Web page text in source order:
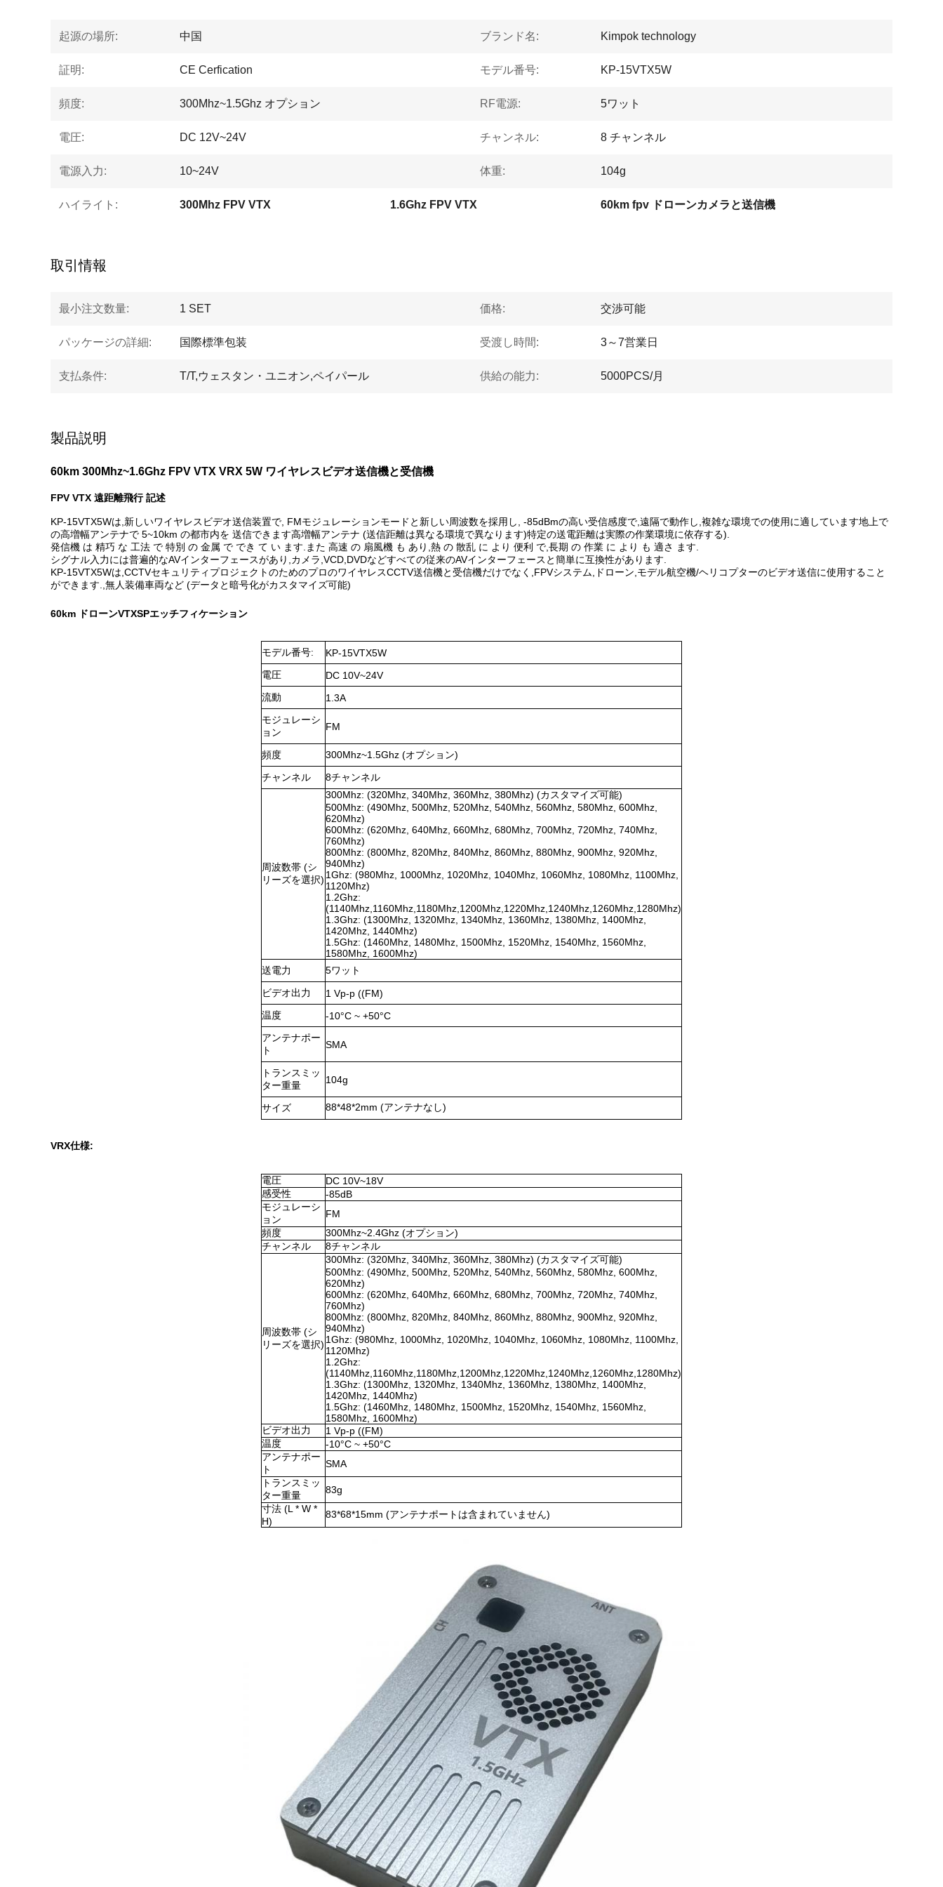
起源の場所: 中国 ブランド名: Kimpok technology
証明: CE Cerfication モデル番号: KP-15VTX5W
頻度: 300Mhz~1.5Ghz オプション RF電源: 5ワット
電圧: DC 12V~24V チャンネル: 8 チャンネル
電源入力: 10~24V 体重: 104g
ハイライト: 300Mhz FPV VTX 1.6Ghz FPV VTX 60km fpv ドローンカメラと送信機
取引情報
最小注文数量: 1 SET 価格: 交渉可能
パッケージの詳細: 国際標準包装 受渡し時間: 3～7営業日
支払条件: T/T,ウェスタン・ユニオン,ペイパール 供給の能力: 5000PCS/月
製品説明
60km 300Mhz~1.6Ghz FPV VTX VRX 5W ワイヤレスビデオ送信機と受信機
FPV VTX 遠距離飛行 記述
KP-15VTX5Wは,新しいワイヤレスビデオ送信装置で, FMモジュレーションモードと新しい周波数を採用し, -85dBmの高い受信感度で,遠隔で動作し,複雑な環境での使用に適しています地上で
の高増幅アンテナで 5~10km の都市内を 送信できます高増幅アンテナ (送信距離は異なる環境で異なります)特定の送電距離は実際の作業環境に依存する).
発信機 は 精巧 な 工法 で 特別 の 金属 で でき て い ます.また 高速 の 扇風機 も あり,熱 の 散乱 に より 便利 で,長期 の 作業 に より も 適さ ます.
シグナル入力には普遍的なAVインターフェースがあり,カメラ,VCD,DVDなどすべての従来のAVインターフェースと簡単に互換性があります.
KP-15VTX5Wは,CCTVセキュリティプロジェクトのためのプロのワイヤレスCCTV送信機と受信機だけでなく,FPVシステム,ドローン,モデル航空機/ヘリコプターのビデオ送信に使用すること
ができます.,無人装備車両など (データと暗号化がカスタマイズ可能)
60km ドローンVTXSPエッチフィケーション
モデル番号:
KP-15VTX5W
電圧
DC 10V~24V
流動
1.3A
モジュレーシ
ョン
FM
頻度
300Mhz~1.5Ghz (オプション)
チャンネル
8チャンネル
周波数帯 (シ
リーズを選択)
300Mhz: (320Mhz, 340Mhz, 360Mhz, 380Mhz) (カスタマイズ可能)
500Mhz: (490Mhz, 500Mhz, 520Mhz, 540Mhz, 560Mhz, 580Mhz, 600Mhz,
620Mhz)
600Mhz: (620Mhz, 640Mhz, 660Mhz, 680Mhz, 700Mhz, 720Mhz, 740Mhz,
760Mhz)
800Mhz: (800Mhz, 820Mhz, 840Mhz, 860Mhz, 880Mhz, 900Mhz, 920Mhz,
940Mhz)
1Ghz: (980Mhz, 1000Mhz, 1020Mhz, 1040Mhz, 1060Mhz, 1080Mhz, 1100Mhz,
1120Mhz)
1.2Ghz:
(1140Mhz,1160Mhz,1180Mhz,1200Mhz,1220Mhz,1240Mhz,1260Mhz,1280Mhz)
1.3Ghz: (1300Mhz, 1320Mhz, 1340Mhz, 1360Mhz, 1380Mhz, 1400Mhz,
1420Mhz, 1440Mhz)
1.5Ghz: (1460Mhz, 1480Mhz, 1500Mhz, 1520Mhz, 1540Mhz, 1560Mhz,
1580Mhz, 1600Mhz)
送電力
5ワット
ビデオ出力
1 Vp-p ((FM)
温度
-10°C ~ +50°C
アンテナポー
ト
SMA
トランスミッ
ター重量
104g
サイズ 88*48*2mm (アンテナなし)
VRX仕様:
電圧
DC 10V~18V
感受性
-85dB
モジュレーシ
ョン
FM
頻度
300Mhz~2.4Ghz (オプション)
チャンネル
8チャンネル
周波数帯 (シ
リーズを選択)
300Mhz: (320Mhz, 340Mhz, 360Mhz, 380Mhz) (カスタマイズ可能)
500Mhz: (490Mhz, 500Mhz, 520Mhz, 540Mhz, 560Mhz, 580Mhz, 600Mhz,
620Mhz)
600Mhz: (620Mhz, 640Mhz, 660Mhz, 680Mhz, 700Mhz, 720Mhz, 740Mhz,
760Mhz)
800Mhz: (800Mhz, 820Mhz, 840Mhz, 860Mhz, 880Mhz, 900Mhz, 920Mhz,
940Mhz)
1Ghz: (980Mhz, 1000Mhz, 1020Mhz, 1040Mhz, 1060Mhz, 1080Mhz, 1100Mhz,
1120Mhz)
1.2Ghz:
(1140Mhz,1160Mhz,1180Mhz,1200Mhz,1220Mhz,1240Mhz,1260Mhz,1280Mhz)
1.3Ghz: (1300Mhz, 1320Mhz, 1340Mhz, 1360Mhz, 1380Mhz, 1400Mhz,
1420Mhz, 1440Mhz)
1.5Ghz: (1460Mhz, 1480Mhz, 1500Mhz, 1520Mhz, 1540Mhz, 1560Mhz,
1580Mhz, 1600Mhz)
ビデオ出力
1 Vp-p ((FM)
温度
-10°C ~ +50°C
アンテナポー
ト
SMA
トランスミッ
ター重量
83g
寸法 (L * W *
H)
83*68*15mm (アンテナポートは含まれていません)